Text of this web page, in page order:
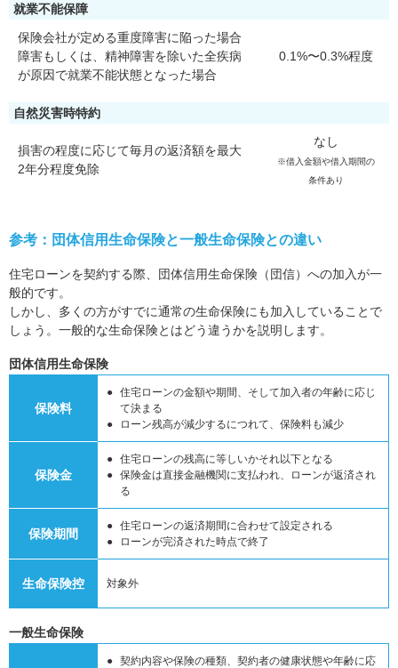
就業不能保障
保険会社が定める重度障害に陥った場合
障害もしくは、精神障害を除いた全疾病
が原因で就業不能状態となった場合
0.1%〜0.3%程度
自然災害時特約
損害の程度に応じて毎月の返済額を最大
2年分程度免除
なし
※借入金額や借入期間の
条件あり
参考：団体信用生命保険と一般生命保険との違い
住宅ローンを契約する際、団体信用生命保険（団信）への加入が一
般的です。
しかし、多くの方がすでに通常の生命保険にも加入していることで
しょう。一般的な生命保険とはどう違うかを説明します。
団体信用生命保険
保険料
住宅ローンの金額や期間、そして加入者の年齢に応じ
て決まる
ローン残高が減少するにつれて、保険料も減少
保険金
住宅ローンの残高に等しいかそれ以下となる
保険金は直接金融機関に支払われ、ローンが返済され
る
保険期間
住宅ローンの返済期間に合わせて設定される
ローンが完済された時点で終了
生命保険控 対象外
一般生命保険
契約内容や保険の種類、契約者の健康状態や年齢に応